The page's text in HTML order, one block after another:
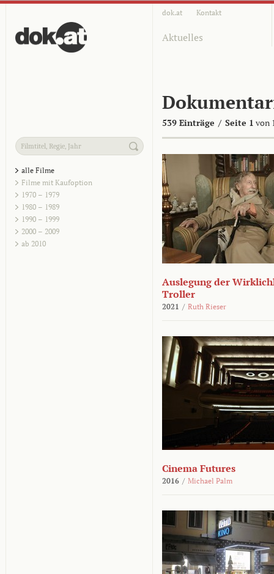
dok.at Kontakt
Aktuelles
539 Einträge / Seite 1 von
alle Filme
Filme mit Kaufoption
1970 – 1979
1980 – 1989
1990 – 1999
2000 – 2009
ab 2010
Auslegung der
Troller
2021 / Ruth Rieser
Cinema Futures
2016 / Michael Palm